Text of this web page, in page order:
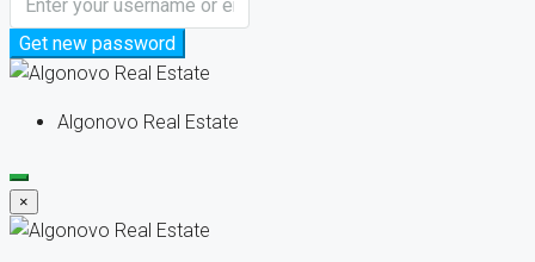
Get new password
Algonovo Real Estate
×